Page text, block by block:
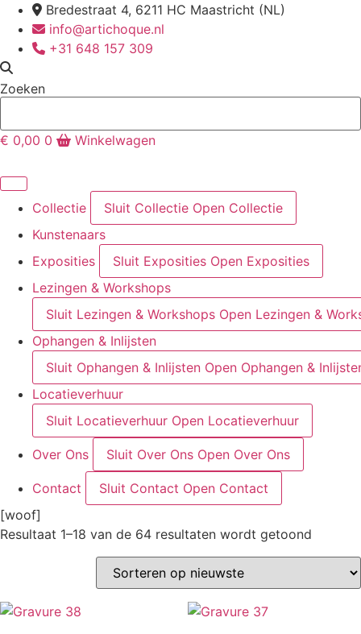
naar
inhoud
Bredestraat 4, 6211 HC Maastricht (NL)
info@artichoque.nl
+31 648 157 309
Zoeken
€ 0,00 0 Winkelwagen
Collectie Sluit Collectie Open Collectie
Kunstenaars
Exposities
Sluit Exposities Open Exposities
Lezingen & Workshops
Sluit Lezingen & Workshops Open Lezingen &
Ophangen & Inlijsten
Sluit Ophangen & Inlijsten Open Ophangen &
Locatieverhuur
Sluit Locatieverhuur Open Locatieverhuur
Over Ons Sluit Over Ons Open Over Ons
Contact Sluit Contact Open Contact
[woof]
Resultaat 1–18 van de 64 resultaten wordt getoond
op